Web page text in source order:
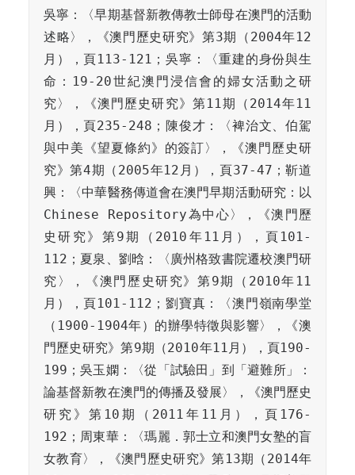
吳寧：〈早期基督新教傳教士師母在澳門的活動
述略〉，《澳門歷史研究》第3期（2004年12
月），頁113-121；吳寧：〈重建的身份與生
命：19-20世紀澳門浸信會的婦女活動之研
究〉，《澳門歷史研究》第11期（2014年11
月），頁235-248；陳俊才：〈裨治文、伯駕
與中美《望夏條約》的簽訂〉，《澳門歷史研
究》第4期（2005年12月），頁37-47；靳道
興：〈中華醫務傳道會在澳門早期活動研究：以
Chinese Repository為中心〉，《澳門歷
史研究》第9期（2010年11月），頁101-
112；夏泉、劉晗：〈廣州格致書院遷校澳門研
究〉，《澳門歷史研究》第9期（2010年11
月），頁101-112；劉寶真：〈澳門嶺南學堂
（1900-1904年）的辦學特徵與影響〉，《澳
門歷史研究》第9期（2010年11月），頁190-
199；吳玉嫻：〈從「試驗田」到「避難所」：
論基督新教在澳門的傳播及發展〉，《澳門歷史
研究》第10期（2011年11月），頁176-
192；周東華：〈瑪麗．郭士立和澳門女塾的盲
女教育〉，《澳門歷史研究》第13期（2014年